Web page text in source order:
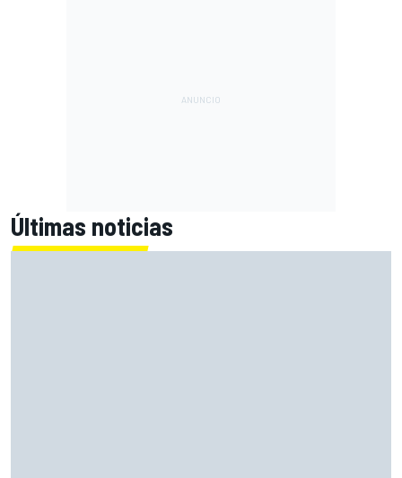
Últimas noticias